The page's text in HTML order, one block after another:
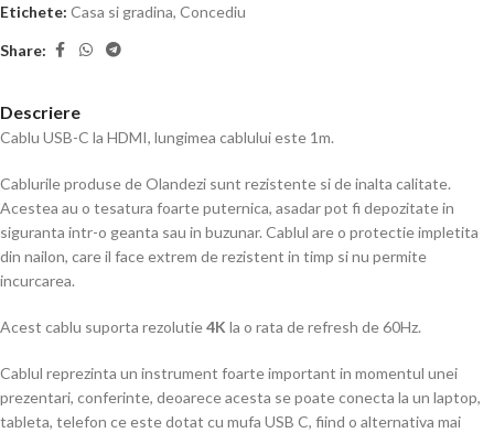
Etichete: Casa si gradina, Concediu
Share:
Descriere
Cablu USB-C la HDMI, lungimea cablului este 1m.
Cablurile produse de Olandezi sunt rezistente si de inalta calitate.
Acestea au o tesatura foarte puternica, asadar pot fi depozitate in
siguranta intr-o geanta sau in buzunar. Cablul are o protectie impletita
din nailon, care il face extrem de rezistent in timp si nu permite
incurcarea.
Acest cablu suporta rezolutie4K la o rata de refresh de 60Hz.
Cablul reprezinta un instrument foarte important in momentul unei
prezentari, conferinte, deoarece acesta se poate conecta la un laptop,
tableta, telefon ce este dotat cu mufa USB C, fiind o alternativa mai